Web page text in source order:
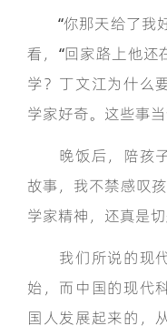
“你那天给了我好
看，“回家路上他还
学？丁文江为什么
学家好奇。这些事
晚饭后，陪孩子
故事，我不禁感叹
学家精神，还真是切
我们所说的现代
始，而中国的现代
国人发展起来的，